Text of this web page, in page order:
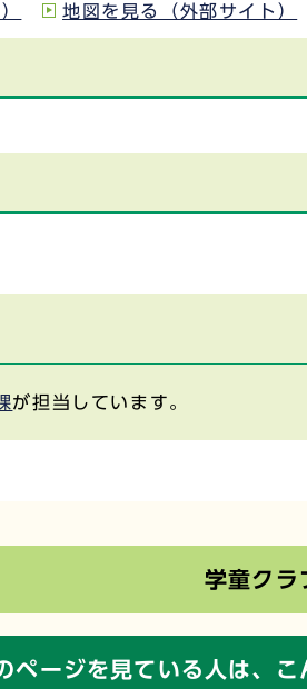
地図を見る（外部サイト）
が担当しています。
学童クラ
ページを見ている人は、 こ